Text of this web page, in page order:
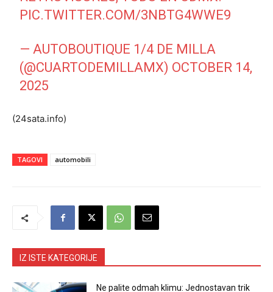
PIC.TWITTER.COM/3NBTG4WWE9
— AUTOBOUTIQUE 1/4 DE MILLA
(@CUARTODEMILLAMX) OCTOBER 14,
2025
(24sata.info)
TAGOVI automobili
IZ ISTE KATEGORIJE
Ne palite odmah klimu: Jednostavan trik